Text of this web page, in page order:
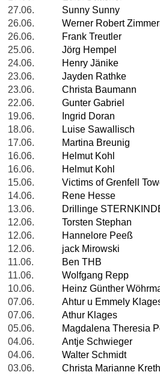
27.06.
Sunny Sunny
26.06.
Werner Robert
26.06.
Frank Treutler
25.06.
Jörg Hempel
24.06.
Henry Jänike
23.06.
Jayden Rathke
23.06.
Christa Baumann
22.06.
Gunter Gabriel
19.06.
Ingrid Doran
18.06.
Luise Sawallisch
17.06.
Martina Breunig
16.06.
Helmut Kohl
16.06.
Helmut Kohl
15.06.
Victims of Grenfell
14.06.
Rene Hesse
13.06.
Drillinge
12.06.
Torsten Stephan
12.06.
Hannelore Peeß
12.06.
jack Mirowski
11.06.
Ben THB
11.06.
Wolfgang Repp
10.06.
Heinz Günther
07.06.
Ahtur u Emmely
07.06.
Athur Klages
05.06.
Magdalena Theresia
04.06.
Antje Schwieger
04.06.
Walter Schmidt
03.06.
Christa Marianne Kreth